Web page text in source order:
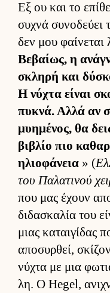
Εξ ου και το
συχνά συνοδεύει
δεν μου φαί­νεται
Βεβαί­ως, η
σκληρή και
Η νύχτα εί­ναι
πυκνά. Αλλά αν
μυημένος, θα
βιβλίο πιο
ηλιο­φάνεια » (
του Παλατινού
που μας έχουν
διδασκαλία του
μιας καται­γίδας
αποσυρ­θεί,
νύχτα με μια
λη. Ο Hegel,